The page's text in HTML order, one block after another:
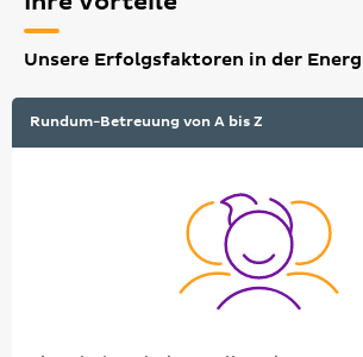
Unsere Erfolgsfaktoren in der
Rundum-Betreuung von A bis Z